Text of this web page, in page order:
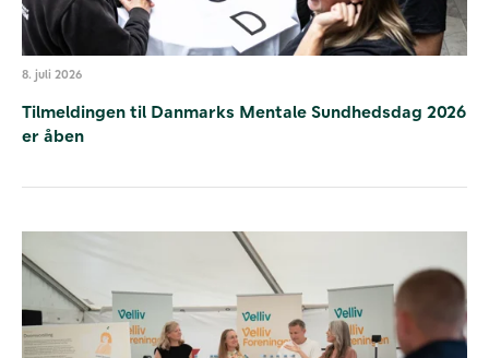
8. juli 2026
Tilmeldingen til Danmarks Mentale Sundhedsdag 2026
er åben